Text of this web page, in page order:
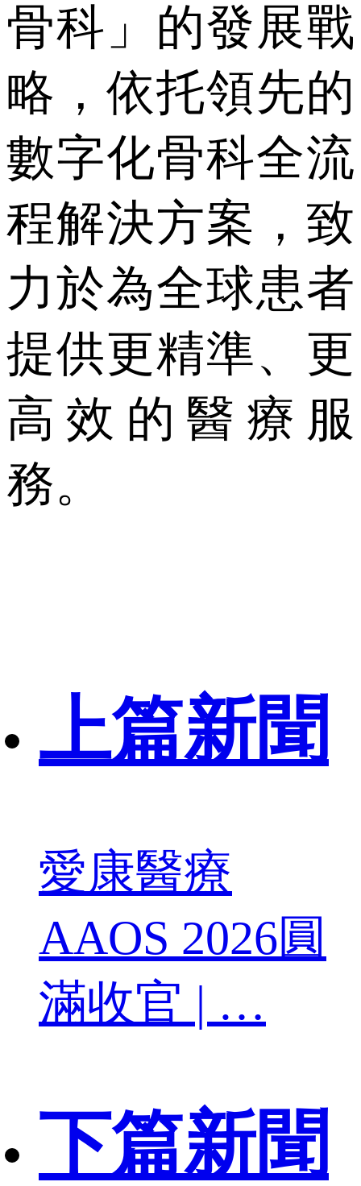
骨科」的發展戰
略，依托領先的
數字化骨科全流
程解決方案，致
力於為全球患者
提供更精準、更
高效的醫療服
務。
上篇新聞
愛康醫療
AAOS 2026圓
滿收官 | …
下篇新聞